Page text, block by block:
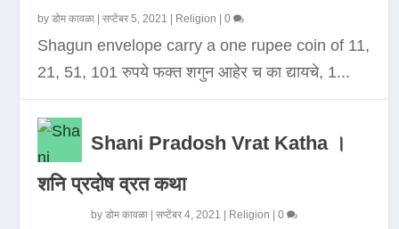
byडोम कावळा |सप्टेंबर 5, 2021 Religion |0
Shagun envelope carry a one rupee coin of 11,
21, 51, 101 रुपये फक्त शगुन आहेर च का द्यायचे, 1...
Shani Pradosh Vrat Katha ।
शनि प्रदोष व्रत कथा
byडोम कावळा |सप्टेंबर 4, 2021 Religion |0